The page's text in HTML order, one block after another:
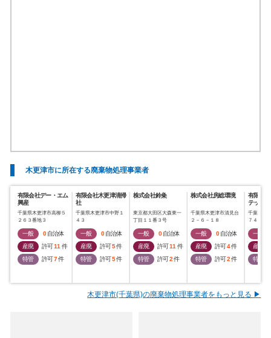
木更津市に所在する廃棄物処理事業者
有限会社デー・エム
興産
千葉県木更津市高柳５
２６３番地３
一般 0 自治体
産廃
許可11 件
特管
許可7件
有限会社木更津清掃
社
千葉県木更津市中野１
４３
一般 0 自治体
産廃
許可5件
特管
許可5件
株式会社鈴粂
東京都大田区大森東一
丁目１１番３号
一般 0 自治体
産廃
許可11 件
特管
許可2 件
株式会社房総環境
千葉県木更津市清見台
２－６－１８
一般 0 自治体
産廃
許可4件
特管
許可2 件
有限会
テック
千葉県木
７４
一般
産廃
特管
木更津市(千葉県)の廃棄物処理事業者をもっと見る ▶